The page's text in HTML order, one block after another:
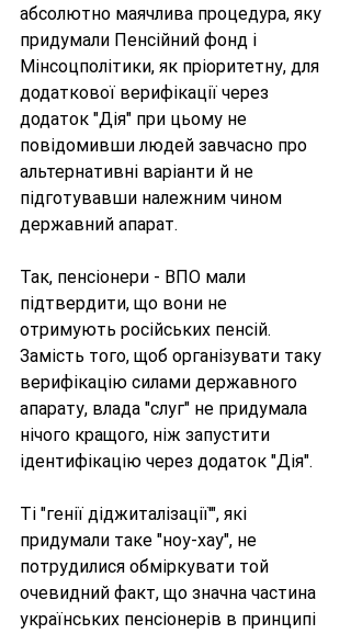
абсолютно маячлива процедура, яку
придумали Пенсійний фонд і
Мінсоцполітики, як пріоритетну, для
додаткової верифікації через
додаток "Дія" при цьому не
повідомивши людей завчасно про
альтернативні варіанти й не
підготувавши належним чином
державний апарат.
Так, пенсіонери - ВПО мали
підтвердити, що вони не
отримують російських пенсій.
Замість того, щоб організувати таку
верифікацію силами державного
апарату, влада "слуг" не придумала
нічого кращого, ніж запустити
ідентифікацію через додаток "Дія".
Ті "генії діджиталізації'", які
придумали таке "ноу-хау", не
потрудилися обміркувати той
очевидний факт, що значна частина
українських пенсіонерів в принципі